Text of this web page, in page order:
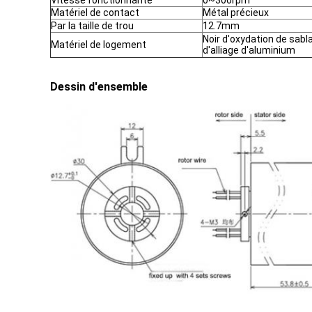
Matériel de contact
Métal précieux
Par la taille de trou
12.7mm
Matériel de logement
Noir d'oxydation de
d'alliage d'aluminium
Dessin d'ensemble